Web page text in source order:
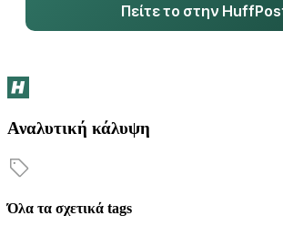
Πείτε το στην
Αναλυτική κάλυψη
Όλα τα σχετικά tags